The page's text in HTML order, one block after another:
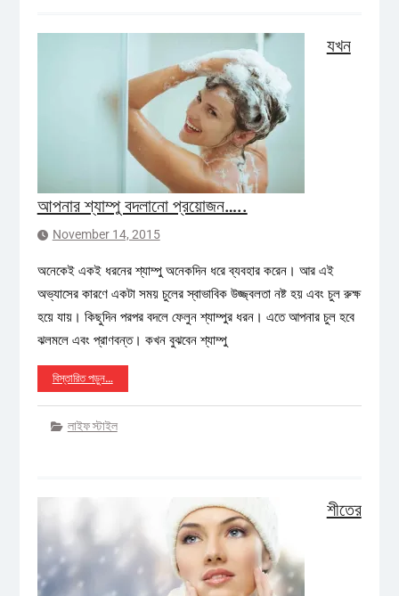
যখন
আপনার শ্যাম্পু বদলানো প্রয়োজন…..
November 14, 2015
অনেকেই একই ধরনের শ্যাম্পু অনেকদিন ধরে ব্যবহার করেন। আর এই
অভ্যাসের কারণে একটা সময় চুলের স্বাভাবিক উজ্জ্বলতা নষ্ট হয় এবং চুল রুক্ষ
হয়ে যায়। কিছুদিন পরপর বদলে ফেলুন শ্যাম্পুর ধরন। এতে আপনার চুল হবে
ঝলমলে এবং প্রাণবন্ত। কখন বুঝবেন শ্যাম্পু
বিস্তারিত পড়ুন…
লাইফ স্টাইল
শীতের